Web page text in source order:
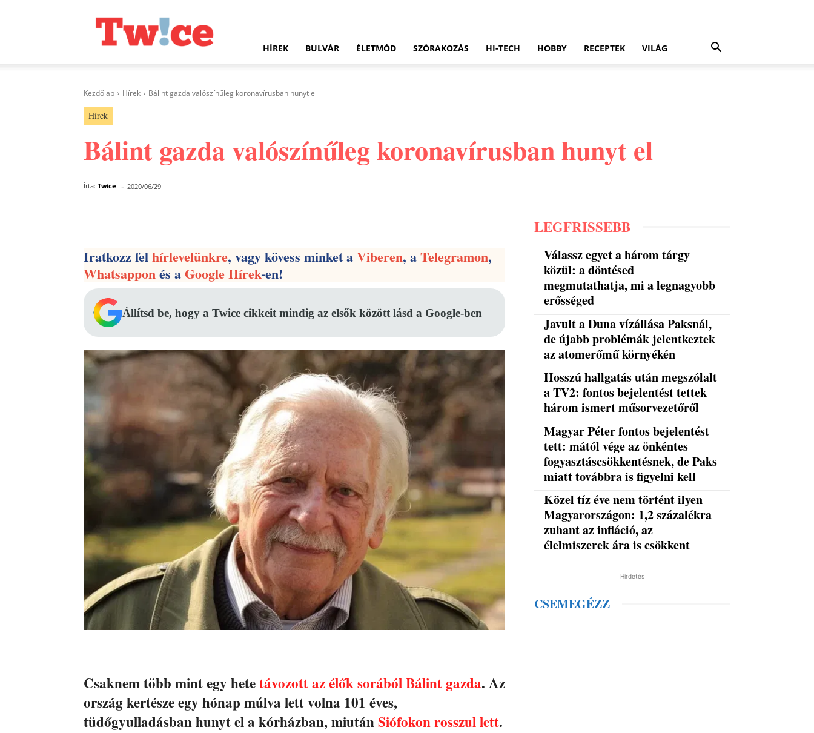
HÍREK BULVÁR ÉLETMÓD SZÓRAKOZÁS HI-TECH HOBBY RECEPTEK VILÁG
Kezdőlap Hírek Bálint gazda valószínűleg koronavírusban hunyt el
Hírek
Bálint gazda valószínűleg koronavírusban hunyt el
Írta: Twice - 2020/06/29
Iratkozz felhírlevelünkre, vagy kövess minket aViberen, aTelegramon,
Whatsapponés aGoogle Hírek-en!
Állítsd be, hogy a Twice cikkeit mindig az elsők között lásd a Google-ben
Csaknem több mint egy hetetávozott az élők sorából Bálint gazda. Az
ország kertésze egy hónap múlva lett volna 101 éves,
tüdőgyulladásban hunyt el a kórházban, miutánSiófokon rosszul lett.
LEGFRISSEBB
Válassz egyet a három tárgy
közül: a döntésed
megmutathatja, mi a legnagyobb
erősséged
Javult a Duna vízállása Paksnál,
de újabb problémák jelentkeztek
az atomerőmű környékén
Hosszú hallgatás után megszólalt
a TV2: fontos bejelentést tettek
három ismert műsorvezetőről
Magyar Péter fontos bejelentést
tett: mától vége az önkéntes
fogyasztáscsökkentésnek, de Paks
miatt továbbra is figyelni kell
Közel tíz éve nem történt ilyen
Magyarországon: 1,2 százalékra
zuhant az infláció, az
élelmiszerek ára is csökkent
Hirdetés
CSEMEGÉZZ